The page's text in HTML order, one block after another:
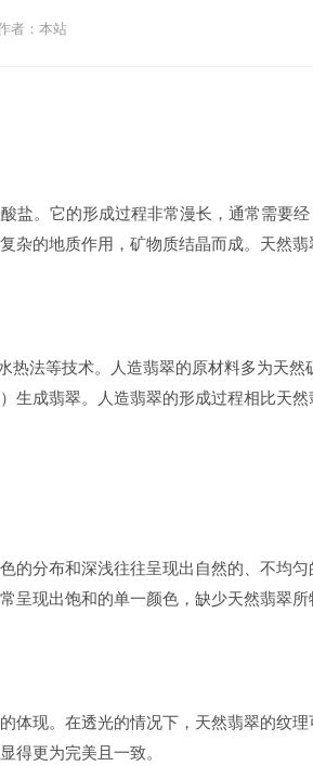
者：本站
盐。它的形成过程非常漫长，通常需要经
杂的地质作用，矿物质结晶而成。天然翡
热法等技术。人造翡翠的原材料多为天然
生成翡翠。人造翡翠的形成过程相比天然
的分布和深浅往往呈现出自然的、不均匀
呈现出饱和的单一颜色，缺少天然翡翠所
体现。在透光的情况下，天然翡翠的纹理
得更为完美且一致。